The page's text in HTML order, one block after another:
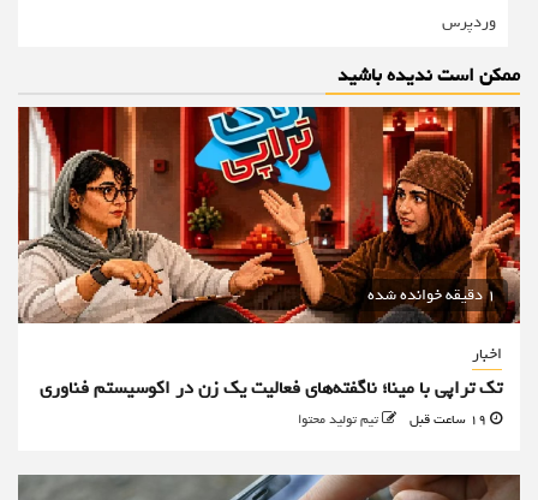
وردپرس
ممکن است ندیده باشید
1 دقیقه خوانده شده
اخبار
تک تراپی با مینا؛ ناگفته‌های فعالیت یک زن در اکوسیستم فناوری
تیم تولید محتوا